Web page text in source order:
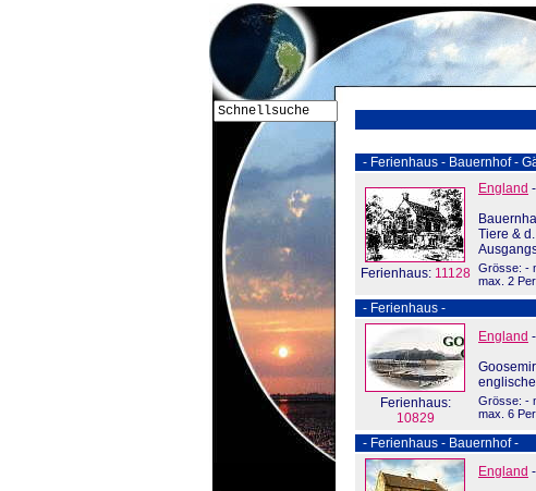
- Ferienhaus - Bauernhof -
Ferienhaus: 11128
England -
Tiere &
Grösse: -
max. 2
- Ferienhaus -
Ferienhaus:
10829
England -
Grösse: -
max. 6
- Ferienhaus - Bauernhof -
England -